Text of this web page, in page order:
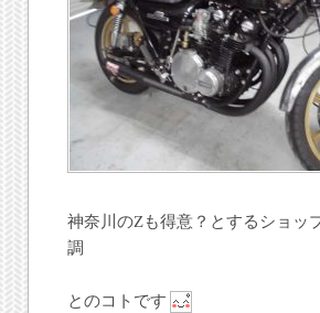
神奈川のZも得意？とするショッ
調
とのコトです